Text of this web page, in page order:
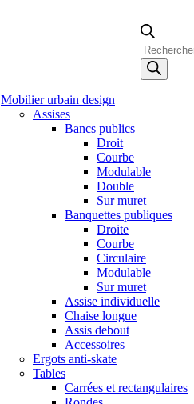
Recherche
de
produits
Mobilier urbain design
Assises
Bancs publics
Droit
Courbe
Modulable
Double
Sur muret
Banquettes publiques
Droite
Courbe
Circulaire
Modulable
Sur muret
Assise individuelle
Chaise longue
Assis debout
Accessoires
Ergots anti-skate
Tables
Carrées et rectangulaires